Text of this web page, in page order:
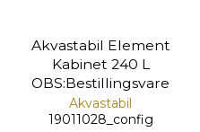
Akvastabil Element
Kabinet 240 L
OBS:Bestillingsvare
Akvastabil
19011028_config